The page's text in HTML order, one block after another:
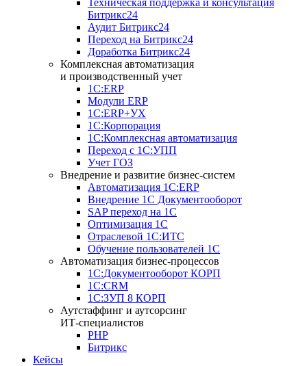
Техническая поддержка и консультация
Битрикс24
Аудит Битрикс24
Переход на Битрикс24
Доработка Битрикс24
Комплексная автоматизация
и производственный учет
1С:ERP
Модули ERP
1C:ERP+УХ
1С:Корпорация
1С:Комплексная автоматизация
Переход с 1С:УПП
Учет ГОЗ
Внедрение и развитие бизнес-систем
Автоматизация 1С:ERP
Внедрение 1С Документооборот
SAP переход на 1С
Оптимизация 1С
Отраслевой 1С:ИТС
Обучение пользователей 1С
Автоматизация бизнес-процессов
1С:Документооборот КОРП
1С:CRM
1С:ЗУП 8 КОРП
Аутстаффинг и аутсорсинг
ИТ-специалистов
PHP
Битрикс
Кейсы